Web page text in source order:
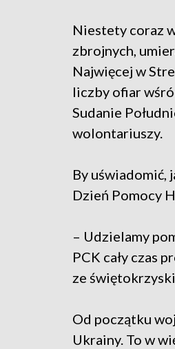
Niestety coraz
zbrojnych,
Najwięcej w
liczby ofiar
Sudanie
wolontariuszy.
By uświadomić,
Dzień Pomocy
– Udzielamy
PCK cały czas
ze
Od początku
Ukrainy. To w